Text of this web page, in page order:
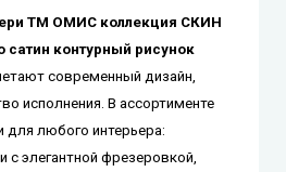
Дорс)
ТМ ОМИС коллекция СКИН
сатин контурный рисунок
современный дизайн,
исполнения. В ассортименте
любого интерьера:
с элегантной фрезеровкой,